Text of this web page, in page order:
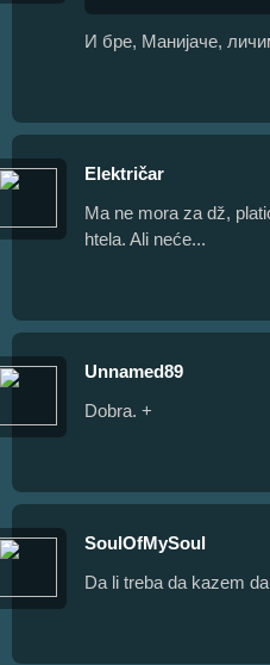
И бре, Манијаче,
Električar
Ma ne mora za dž,
htela. Ali neće...
Unnamed89
Dobra. +
SoulOfMySoul
Da li treba da kazem